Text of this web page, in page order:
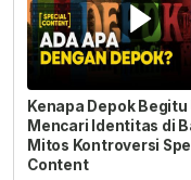
Kenapa Depok Begitu
Mencari Identitas di
Mitos Kontroversi
Content